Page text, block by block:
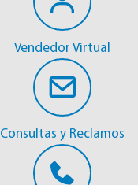
Vendedor Virtual
Consultas y Reclamos